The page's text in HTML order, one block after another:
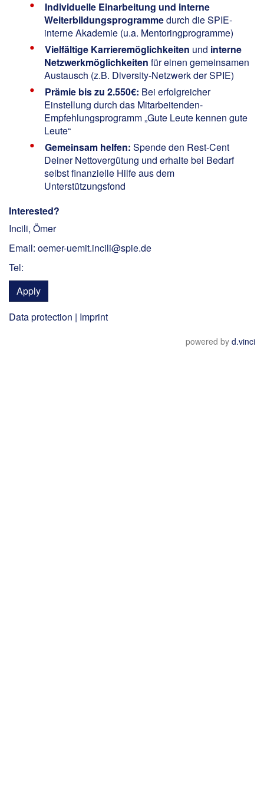
Individuelle Einarbeitung und interne
Weiterbildungsprogrammedurch die SPIE-
interne Akademie (u.a. Mentoringprogramme)
Vielfältige Karrieremöglichkeiten und interne
Netzwerkmöglichkeiten für einen gemeinsamen
Austausch (z.B. Diversity-Netzwerk der SPIE)
Prämie bis zu 2.550€: Bei erfolgreicher
Einstellung durch das Mitarbeitenden-
Empfehlungsprogramm „Gute Leute kennen gute
Leute“
Gemeinsam helfen: Spende den Rest-Cent
Deiner Nettovergütung und erhalte bei Bedarf
selbst finanzielle Hilfe aus dem
Unterstützungsfond
Interested?
Incili, Ömer
Email: oemer-uemit.incili@spie.de
Tel:
Apply
Data protection | Imprint
powered by d.vinci